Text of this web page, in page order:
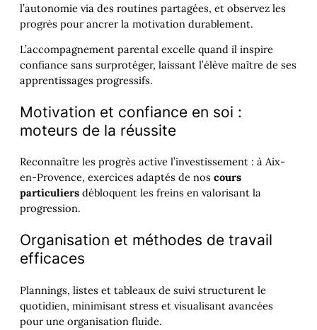
l’autonomie via des routines partagées, et observez les
progrès pour ancrer la motivation durablement.
L’accompagnement parental excelle quand il inspire
confiance sans surprotéger, laissant l’élève maître de ses
apprentissages progressifs.
Motivation et confiance en soi :
moteurs de la réussite
Reconnaître les progrès active l’investissement : à Aix-
en-Provence, exercices adaptés de nos cours
particuliers débloquent les freins en valorisant la
progression.
Organisation et méthodes de travail
efficaces
Plannings, listes et tableaux de suivi structurent le
quotidien, minimisant stress et visualisant avancées
pour une organisation fluide.